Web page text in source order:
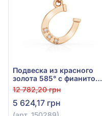
Подвеска из красного
золота 585° с фианитом/
куб. цирконием, арт.
150289
12 782,20 грн
5 624,17 грн